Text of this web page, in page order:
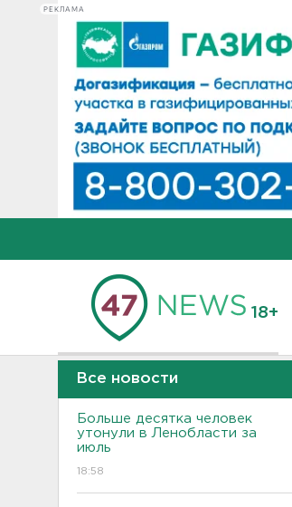
РЕКЛАМА
18+
Все новости
Больше десятка человек
утонули в Ленобласти за
июль
18:58